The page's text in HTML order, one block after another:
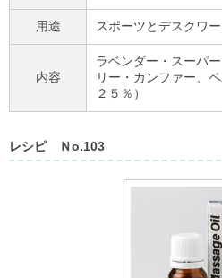
用途 スポーツとデスクワ
内容
ラベンダー・スーパ
リー・カンファー、
２５％）
レシピ Ｎo.103